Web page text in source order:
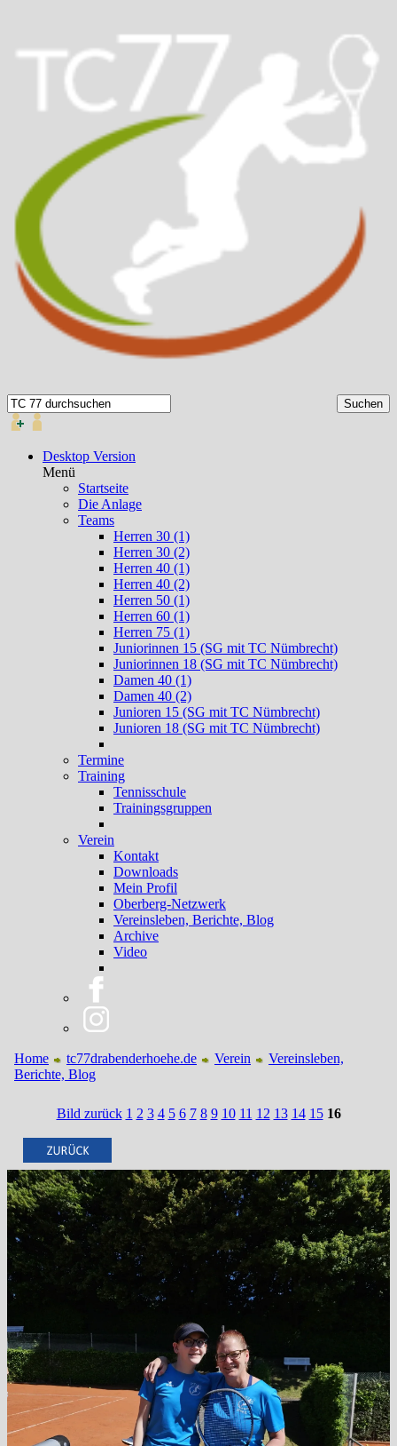
Desktop Version
Menü
Startseite
Die Anlage
Teams
Herren 30 (1)
Herren 30 (2)
Herren 40 (1)
Herren 40 (2)
Herren 50 (1)
Herren 60 (1)
Herren 75 (1)
Juniorinnen 15 (SG mit TC Nümbrecht)
Juniorinnen 18 (SG mit TC Nümbrecht)
Damen 40 (1)
Damen 40 (2)
Junioren 15 (SG mit TC Nümbrecht)
Junioren 18 (SG mit TC Nümbrecht)
Termine
Training
Tennisschule
Trainingsgruppen
Verein
Kontakt
Downloads
Mein Profil
Oberberg-Netzwerk
Vereinsleben, Berichte, Blog
Archive
Video
Home tc77drabenderhoehe.de Verein
Vereinsleben,
Berichte, Blog
Bild zurück 1 2 3 4 5 6 7 8 9 10 11 12 13 14 15 16